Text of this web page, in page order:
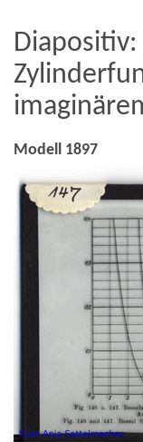
Diapositiv:
Modell 1897